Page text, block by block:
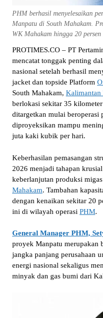
PHM berhasil menyelesaikan
Manpatu di South Mahakam.
WK Mahakam hingga 20 persen
PROTIMES.CO – PT
mencatat tonggak penting
nasional setelah berhasil
jacket dan topside Platform
South Mahakam, Kalimantan
berlokasi sekitar 35
ditargetkan mulai beroperasi
diproyeksikan mampu
juta kaki kubik per hari.
Keberhasilan pemasangan
2026 menjadi tahapan
keberlanjutan produksi
Mahakam. Tambahan
dengan kenaikan sekitar 20
ini di wilayah operasi PHM.
General Manager PHM,
proyek Manpatu merupakan
jangka panjang perusahaan
energi nasional sekaligus
minyak dan gas bumi dari